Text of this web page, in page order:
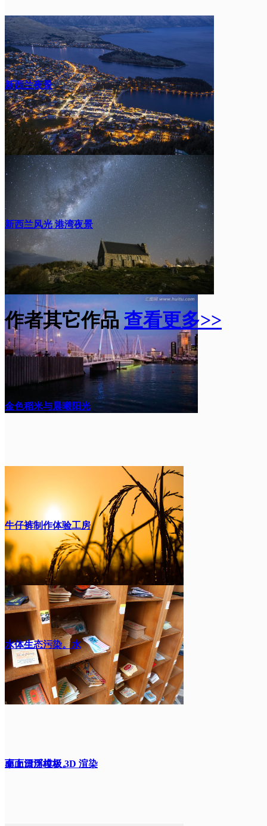
新西兰夜景
新西兰风光 港湾夜景
作者其它作品 查看更多>>
金色稻米与晨曦阳光
牛仔裤制作体验工房
水体生态污染。水
面上漂浮垃圾。
桌面日历模板 3D 渲染